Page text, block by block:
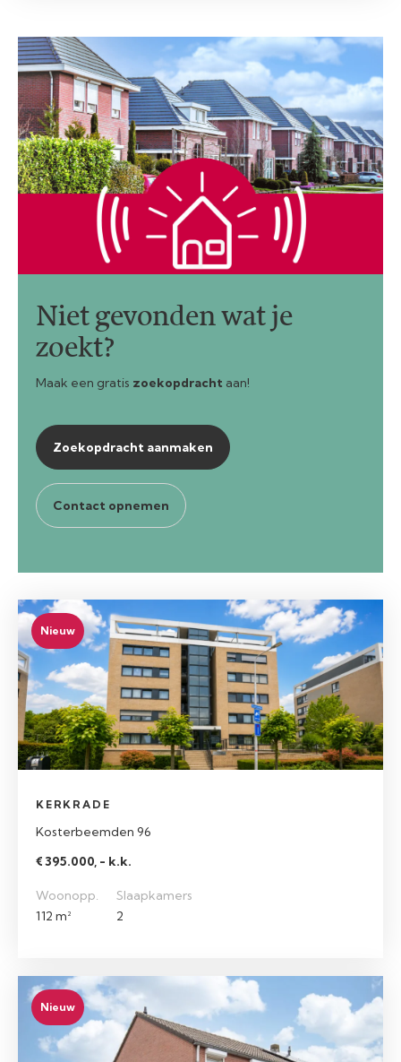
Niet gevonden wat je
zoekt?
Maak een gratis zoekopdracht aan!
Zoekopdracht aanmaken
Contact opnemen
Nieuw
KERKRADE
Kosterbeemden 96
€ 395.000, - k.k.
Woonopp.
112 m²
Slaapkamers
2
Nieuw